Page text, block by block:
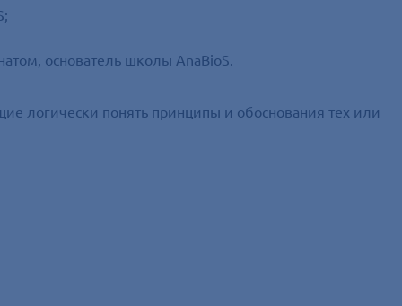
основатель школы AnaBioS.
логически понять принципы и обоснования тех или